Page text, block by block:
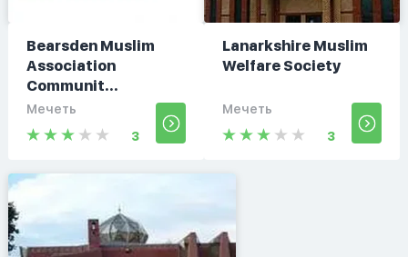
Bearsden Muslim
Association
Communit...
Мечеть
3
Lanarkshire Muslim
Welfare Society
Мечеть
3